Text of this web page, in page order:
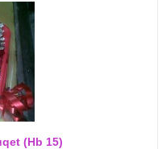
(hb 15)